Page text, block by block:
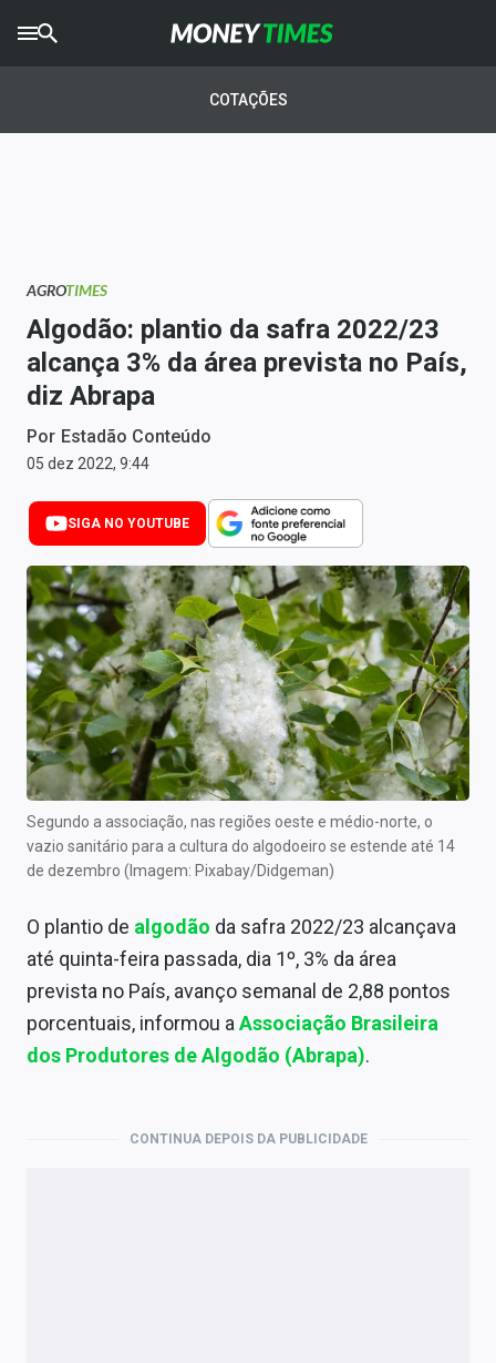
AGROTIMES
Newsletters
Money Trader
Anuncie
Últimas Notícias
Newsletters
Cotações
Comprar ou vender?
Carteiras Recomendadas
Central de Dividendos
Central de Fundos Imobiliários
Central dos IPOs
Renda Fixa
Mercados
Economia
Empresas
COTAÇÕES
AGROTIMES
Algodão: plantio da safra 2022/23
alcança 3% da área prevista no País,
diz Abrapa
Por Estadão Conteúdo
05 dez 2022, 9:44
SIGA NO YOUTUBE
Segundo a associação, nas regiões oeste e médio-norte, o
vazio sanitário para a cultura do algodoeiro se estende até 14
de dezembro (Imagem: Pixabay/Didgeman)
O plantio de algodão da safra 2022/23 alcançava
até quinta-feira passada, dia 1º, 3% da área
prevista no País, avanço semanal de 2,88 pontos
porcentuais, informou aAssociação Brasileira
dos Produtores de Algodão (Abrapa).
CONTINUA DEPOIS DA PUBLICIDADE